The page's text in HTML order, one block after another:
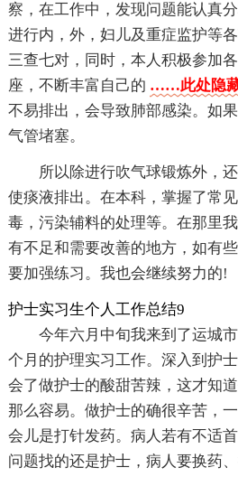
察，在工作中，发现问题能认真
进行内，外，妇儿及重症监护等
三查七对，同时，本人积极参加
座，不断丰富自己的 ……此处隐
不易排出，会导致肺部感染。如
气管堵塞。
所以除进行吹气球锻炼外，
使痰液排出。在本科，掌握了常
毒，污染辅料的处理等。在那里
有不足和需要改善的地方，如有
要加强练习。我也会继续努力的!
护士实习生个人工作总结9
今年六月中旬我来到了运城
个月的护理实习工作。深入到护
会了做护士的酸甜苦辣，这才知
那么容易。做护士的确很辛苦，
会儿是打针发药。病人若有不适
问题找的还是护士，病人要换药